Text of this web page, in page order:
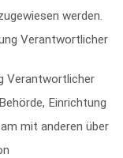
werden.
Verantwortlicher
Verantwortlicher
Einrichtung
mit anderen über